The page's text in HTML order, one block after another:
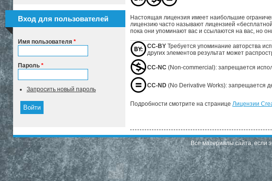
Вход для пользователей
Имя пользователя *
Пароль *
Запросить новый пароль
Настоящая лицензия имеет наибольшие
лицензию часто называют лицензией
пока они упоминают вас и ссылаются на вас, но
CC-BY Требуется упоминание авторства
других элементов результат может
CC-NC (Non-commercial): запрещается
CC-ND (No Derivative Works): запрещается
Подробности смотрите на страницеЛицензии
Все материалы сайта, если